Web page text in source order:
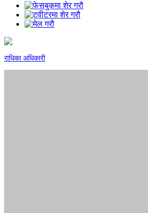
राधिका अधिकारी